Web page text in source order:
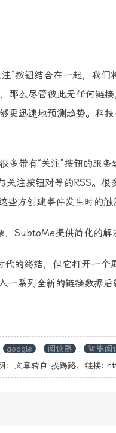
”按钮结合在一起，我
那么尽管彼此无任何链
更迅速地预测趋势。科
多带有“关注”按钮的服
注按钮对等的RSS。很
些方创建事件发生时的
SubtoMe提供简化的解
的终结，但它打开一个
系列全新的链接数据后
google 阅读器 智能阅
：文章转自 挨踢路，链接: